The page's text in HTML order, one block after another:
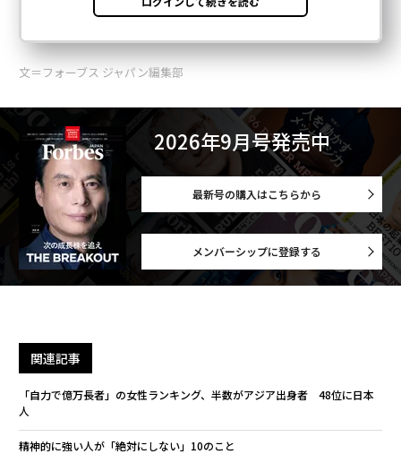
文＝フォーブス ジャパン編集部
2026年9月号発売中
最新号の購入はこちらから
メンバーシップに登録する
関連記事
「自力で億万長者」の女性ランキング、半数がアジア出身者 48位に日本
人
精神的に強い人が「絶対にしない」10のこと